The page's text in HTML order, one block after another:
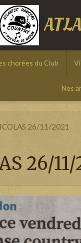
chorées du Club
Nos
26/11/2021
26/11/